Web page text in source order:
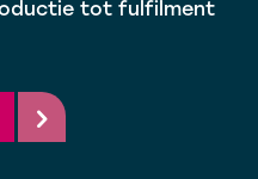
tot fulfilment